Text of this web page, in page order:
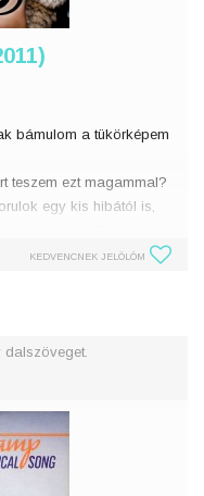
bámulom a tükörképem
teszem ezt magammal?
egy kis hibától is,
vagyok valójában…
KEDVENCNEK JELÖLÖM
dalszöveget.